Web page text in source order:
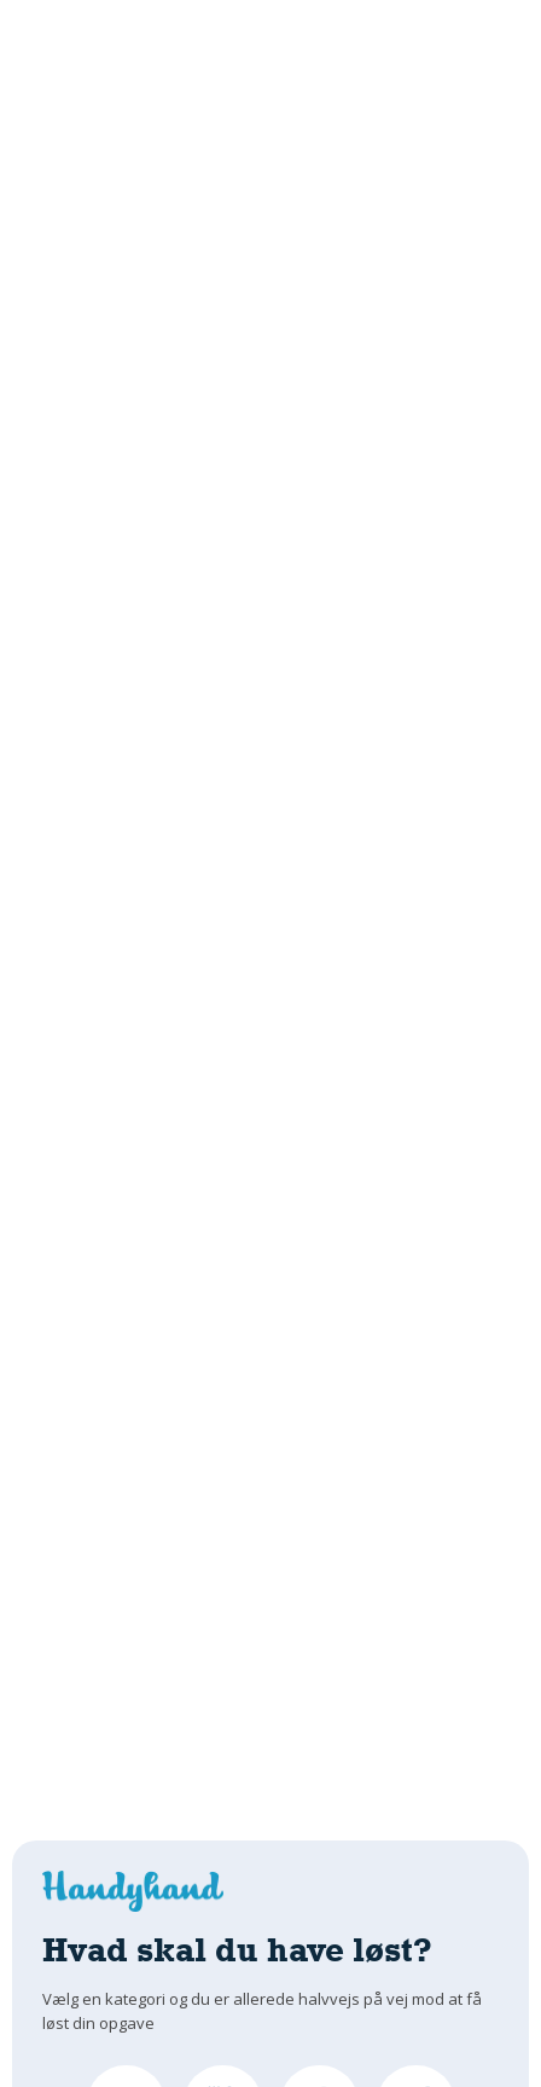
Hvad skal du have løst?
Vælg en kategori og du er allerede halvvejs på vej mod at få
løst din opgave